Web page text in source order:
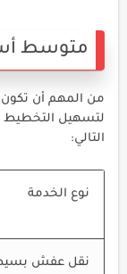
متوسط
من المهم أن
لتسهيل التخطيط
التالي:
نوع الخدمة
نقل عفش